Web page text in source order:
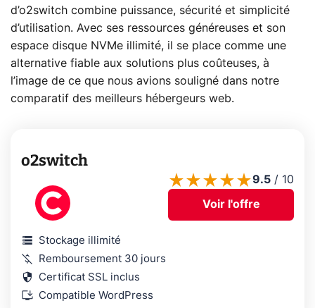
d’o2switch combine puissance, sécurité et simplicité
d’utilisation. Avec ses ressources généreuses et son
espace disque NVMe illimité, il se place comme une
alternative fiable aux solutions plus coûteuses, à
l’image de ce que nous avions souligné dans notre
comparatif des meilleurs hébergeurs web.
o2switch
storage Stockage illimité
money_off Remboursement 30 jours
security Certificat SSL inclus
install_desktop Compatible WordPress
9.5 / 10
Voir l'offre